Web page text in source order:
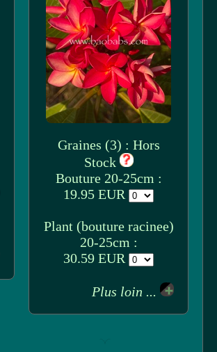
Graines (3) : Hors
Stock
Bouture 20-25cm :
19.95 EUR
Plant (bouture racinee)
20-25cm :
30.59 EUR
Plus loin ...